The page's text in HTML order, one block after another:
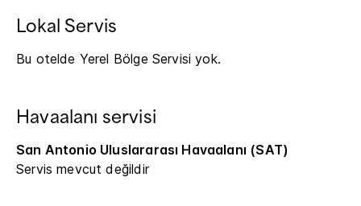
Lokal Servis
Bu otelde Yerel Bölge Servisi yok.
Havaalanı servisi
San Antonio Uluslararası Havaalanı (SAT)
Servis mevcut değildir